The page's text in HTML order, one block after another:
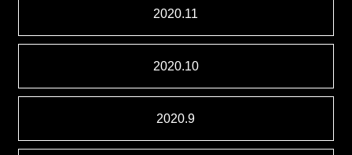
2020.11
2020.10
2020.9